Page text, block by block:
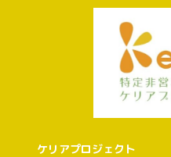
ケリアプロジェクト